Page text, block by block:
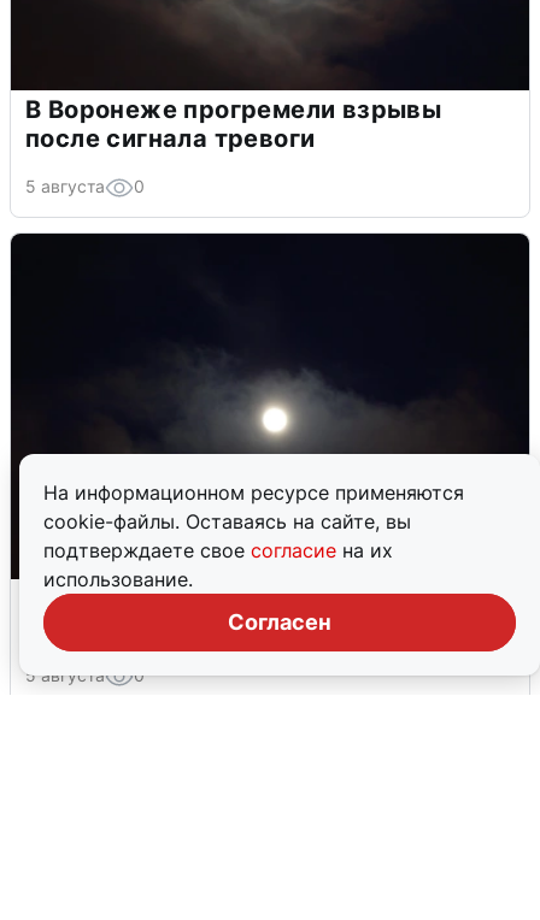
На информационном ресурсе применяются
cookie-файлы. Оставаясь на сайте, вы
подтверждаете свое согласие на их
использование.
Согласен
В Воронеже прогремели взрывы
после сигнала тревоги
5 августа 0
Взрывы в Воронеже после сигнала
тревоги
5 августа 0